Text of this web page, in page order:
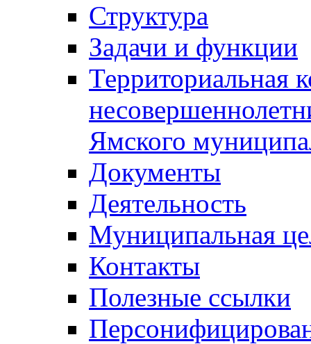
Структура
Задачи и функции
Территориальная
Ямского
Документы
Деятельность
Муниципальная
Контакты
Полезные ссылки